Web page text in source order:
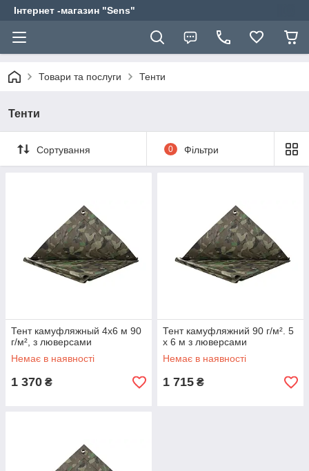
Інтернет -магазин "Sens"
Товари та послуги Тенти
Тенти
Сортування 0 Фільтри
Тент камуфляжный 4х6 м 90
г/м², з люверсами
Немає в наявності
1 370 ₴
Тент камуфляжний 90 г/м². 5
х 6 м з люверсами
Немає в наявності
1 715 ₴